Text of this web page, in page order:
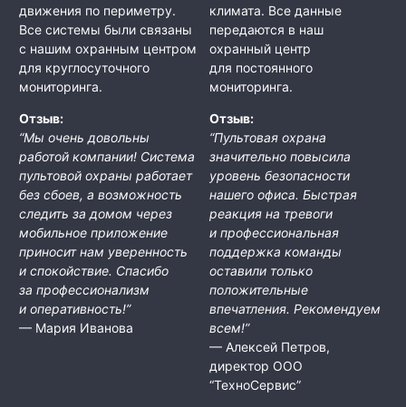
движения по периметру.
Все системы были связаны
с нашим охранным центром
для круглосуточного
мониторинга.
Отзыв:
“Мы очень довольны
работой компании! Система
пультовой охраны работает
без сбоев, а возможность
следить за домом через
мобильное приложение
приносит нам уверенность
и спокойствие. Спасибо
за профессионализм
и оперативность!”
— Мария Иванова
климата. Все данные
передаются в наш
охранный центр
для постоянного
мониторинга.
Отзыв:
“Пультовая охрана
значительно повысила
уровень безопасности
нашего офиса. Быстрая
реакция на тревоги
и профессиональная
поддержка команды
оставили только
положительные
впечатления. Рекомендуем
всем!”
— Алексей Петров,
директор ООО
“ТехноСервис”